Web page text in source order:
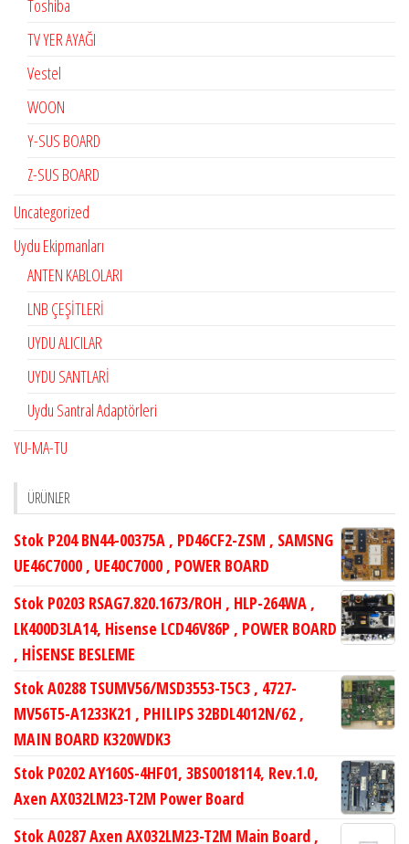
Toshiba
TV YER AYAĞI
Vestel
WOON
Y-SUS BOARD
Z-SUS BOARD
Uncategorized
Uydu Ekipmanları
ANTEN KABLOLARI
LNB ÇEŞİTLERİ
UYDU ALICILAR
UYDU SANTLARİ
Uydu Santral Adaptörleri
YU-MA-TU
ÜRÜNLER
Stok P204 BN44-00375A , PD46CF2-ZSM , SAMSNG
UE46C7000 , UE40C7000 , POWER BOARD
Stok P0203 RSAG7.820.1673/ROH , HLP-264WA ,
LK400D3LA14, Hisense LCD46V86P , POWER BOARD
, HİSENSE BESLEME
Stok A0288 TSUMV56/MSD3553-T5C3 , 4727-
MV56T5-A1233K21 , PHILIPS 32BDL4012N/62 ,
MAIN BOARD K320WDK3
Stok P0202 AY160S-4HF01, 3BS0018114, Rev.1.0,
Axen AX032LM23-T2M Power Board
Stok A0287 Axen AX032LM23-T2M Main Board ,